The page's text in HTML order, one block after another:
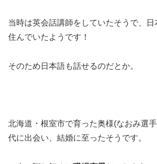
当時は英会話講師をしていたそうで、日
住んでいたようです！
そのため日本語も話せるのだとか。
北海道・根室市で育った奥様(なおみ選
代に出会い、結婚に至ったそうです。